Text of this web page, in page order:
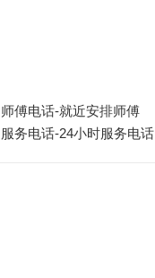
傅电话-就近安排师傅
务电话-24小时服务电话